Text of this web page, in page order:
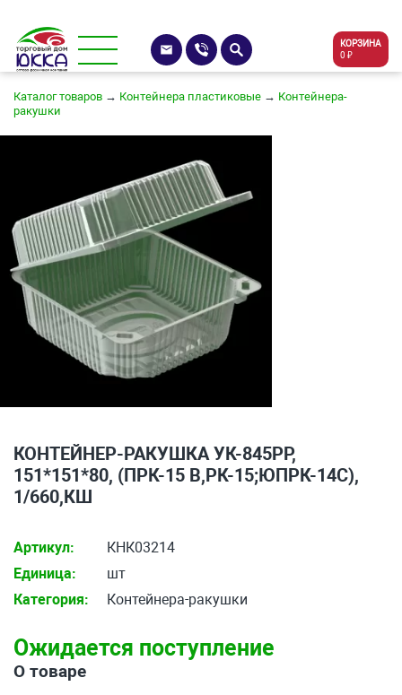
КОРЗИНА
0 ₽
Каталог товаров → Контейнера пластиковые → Контейнера-
ракушки
КОНТЕЙНЕР-РАКУШКА УК-845РР,
151*151*80, (ПРК-15 В,РК-15;ЮПРК-14С),
1/660,КШ
Артикул:
КНК03214
Единица:
шт
Категория:
Контейнера-ракушки
Ожидается поступление
О товаре